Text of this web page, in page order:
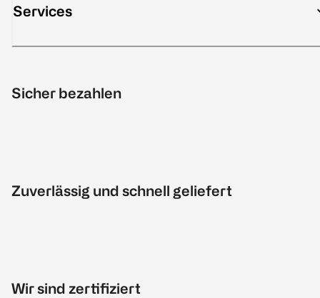
Services
Sicher bezahlen
Zuverlässig und schnell geliefert
Wir sind zertifiziert